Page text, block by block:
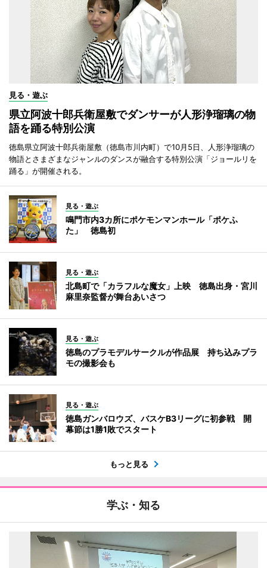
見る・遊ぶ
県立阿波十郎兵衛屋敷でダンサーが人形浄瑠璃の物
語を踊る特別公演
徳島県立阿波十郎兵衛屋敷（徳島市川内町）で10月5日、人形浄瑠璃の
物語とさまざまなジャンルのダンスが融合する特別公演「ジョールリを
踊る」が開催される。
見る・遊ぶ
鳴門市内3カ所にポケモンマンホール「ポケふ
た」 徳島初
見る・遊ぶ
北島町で「カラフルな魔女」上映 徳島出身・宮川
麻里奈監督が舞台あいさつ
見る・遊ぶ
徳島のプラモデルサークルが作品展 持ち込みプラ
モの撮影会も
見る・遊ぶ
徳島ガンバロウズ、バスケB3リーグに初参戦 開
幕節は1勝1敗でスタート
もっと見る
学ぶ・知る